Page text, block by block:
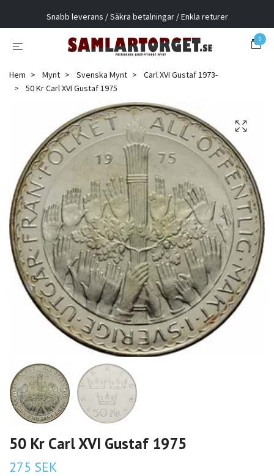
Snabb leverans / Säkra betalningar / Enkla returer
0
Hem Mynt Svenska Mynt
Carl XVI Gustaf 1973-
50 Kr Carl XVI Gustaf 1975
50 Kr Carl XVI Gustaf 1975
275 SEK